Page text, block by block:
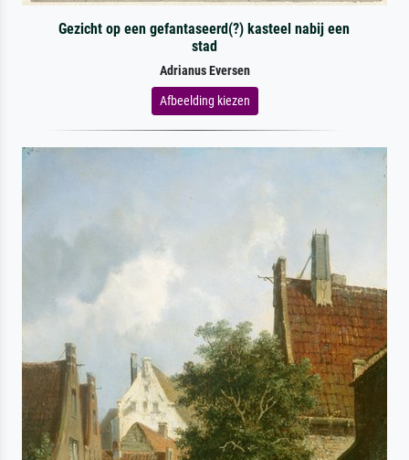
Gezicht op een gefantaseerd(?) kasteel nabij een
stad
Adrianus Eversen
Afbeelding kiezen